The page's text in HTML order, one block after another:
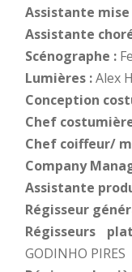
Assistante mise
Assistante
Scénographe :
Lumières :Alex
Conception
Chef
Chef coiffeur/
Company
Assistante
Régisseur
Régisseurs
GODINHO PIRES